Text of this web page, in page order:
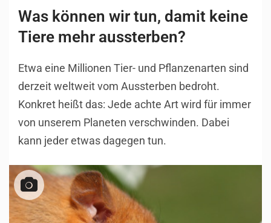
Was können wir tun, damit keine
Tiere mehr aussterben?
Etwa eine Millionen Tier- und Pflanzenarten sind
derzeit weltweit vom Aussterben bedroht.
Konkret heißt das: Jede achte Art wird für immer
von unserem Planeten verschwinden. Dabei
kann jeder etwas dagegen tun.